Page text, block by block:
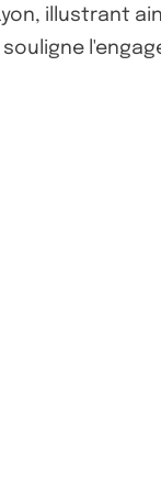
illustrant